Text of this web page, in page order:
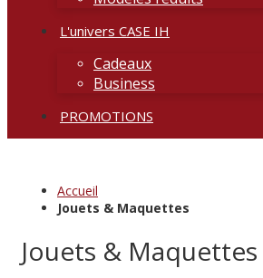
L'univers CASE IH
Cadeaux
Business
PROMOTIONS
Accueil
Jouets & Maquettes
Jouets & Maquettes